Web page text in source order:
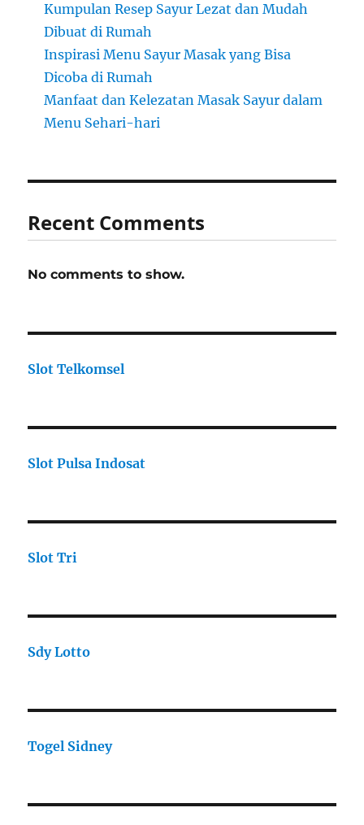
Kumpulan Resep Sayur Lezat dan Mudah
Dibuat di Rumah
Inspirasi Menu Sayur Masak yang Bisa
Dicoba di Rumah
Manfaat dan Kelezatan Masak Sayur dalam
Menu Sehari-hari
Recent Comments
No comments to show.
Slot Telkomsel
Slot Pulsa Indosat
Slot Tri
Sdy Lotto
Togel Sidney